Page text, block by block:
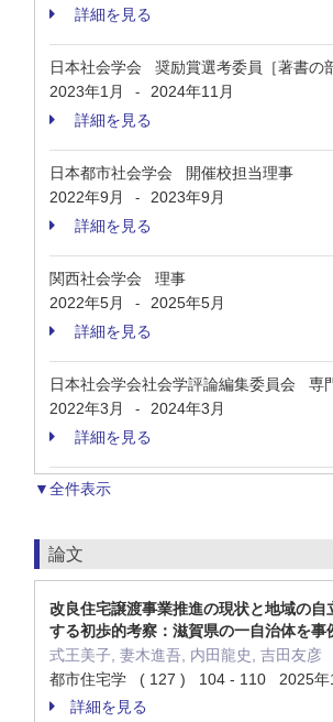
詳細を見る
日本社会学会 奨励賞選考委員［著書の
2023年1月
-
2024年11月
詳細を見る
日本都市社会学会 開催校担当理事
2022年9月
-
2023年9月
詳細を見る
関西社会学会 理事
2022年5月
-
2025年5月
詳細を見る
日本社会学会社会学評論編集委員会 専
2022年3月
-
2024年3月
詳細を見る
▼全件表示
論文
改良住宅譲渡事業推進の現状と地域の自
する初歩的考察：滋賀県の一自治体を事
式王美子, 妻木進吾, 内田龍史, 吉田友彦
都市住宅学 ( 127 ) 104 - 110 2025年
詳細を見る